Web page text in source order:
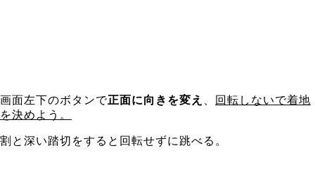
画面左下のボタンで正面に向きを変え
回転しないで着地
を決めよう。
割と深い踏切をすると回転せずに跳べる。